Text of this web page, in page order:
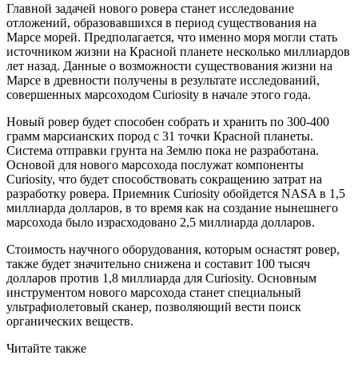
Главной задачей нового ровера станет исследование
отложений, образовавшихся в период существования на
Марсе морей. Предполагается, что именно моря могли стать
источником жизни на Красной планете несколько миллиардов
лет назад. Данные о возможности существования жизни на
Марсе в древности получены в результате исследований,
совершенных марсоходом Curiosity в начале этого года.
Новый ровер будет способен собрать и хранить по 300-400
грамм марсианских пород с 31 точки Красной планеты.
Система отправки грунта на Землю пока не разработана.
Основой для нового марсохода послужат компоненты
Curiosity, что будет способствовать сокращению затрат на
разработку ровера. Приемник Curiosity обойдется NASA в 1,5
миллиарда долларов, в то время как на создание нынешнего
марсохода было израсходовано 2,5 миллиарда долларов.
Стоимость научного оборудования, которым оснастят ровер,
также будет значительно снижена и составит 100 тысяч
долларов против 1,8 миллиарда для Curiosity. Основным
инструментом нового марсохода станет специальный
ультрафиолетовый сканер, позволяющий вести поиск
органических веществ.
Читайте также